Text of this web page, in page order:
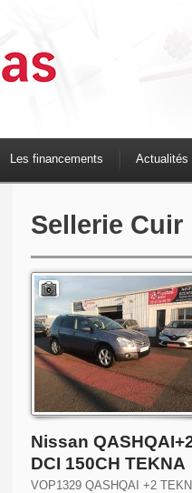
Les financements Actualités
Sellerie Cuir
Nissan
DCI 150CH TEKNA
VOP1329 QASHQAI +2